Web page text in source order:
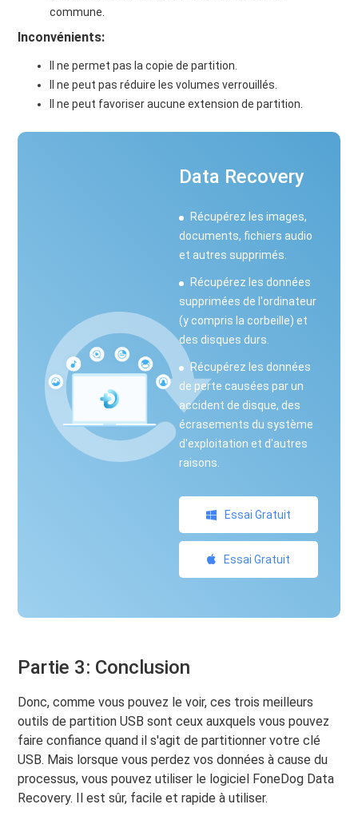
commune.
Inconvénients:
Il ne permet pas la copie de partition.
Il ne peut pas réduire les volumes verrouillés.
Il ne peut favoriser aucune extension de partition.
Data Recovery
Récupérez les images,
documents, fichiers audio
et autres supprimés.
Récupérez les données
supprimées de l'ordinateur
(y compris la corbeille) et
des disques durs.
Récupérez les données
de perte causées par un
accident de disque, des
écrasements du système
d'exploitation et d'autres
raisons.
Essai Gratuit
Essai Gratuit
Partie 3: Conclusion
Donc, comme vous pouvez le voir, ces trois meilleurs
outils de partition USB sont ceux auxquels vous pouvez
faire confiance quand il s'agit de partitionner votre clé
USB. Mais lorsque vous perdez vos données à cause du
processus, vous pouvez utiliser le logiciel FoneDog Data
Recovery. Il est sûr, facile et rapide à utiliser.